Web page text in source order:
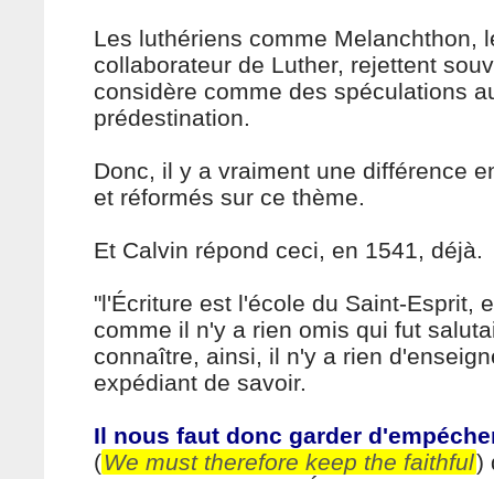
Les luthériens comme Melanchthon,
collaborateur de Luther, rejettent
considère comme des spéculations
prédestination.
Donc, il y a vraiment une différence
et réformés sur ce thème.
Et Calvin répond ceci, en 1541, déjà.
"l'Écriture est l'école du Saint-Esprit,
comme il n'y a rien omis qui fut
connaître, ainsi, il n'y a rien
expédiant de savoir.
Il nous faut donc garder
(We must therefore keep the faithful)